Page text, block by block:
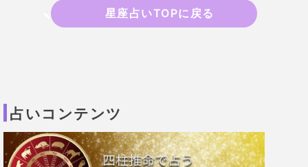
星座占いTOPに戻る
占いコンテンツ